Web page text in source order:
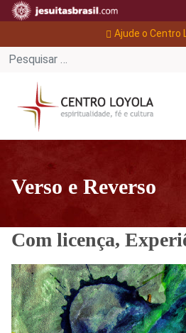
Ajude o Centro
Verso e Reverso
Com licença,